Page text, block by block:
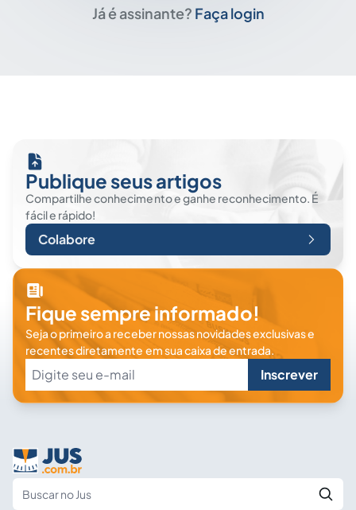
Já é assinante? Faça login
Publique seus artigos
Compartilhe conhecimento e ganhe reconhecimento. É
fácil e rápido!
Colabore
Fique sempre informado!
Seja o primeiro a receber nossas novidades exclusivas e
recentes diretamente em sua caixa de entrada.
Inscrever